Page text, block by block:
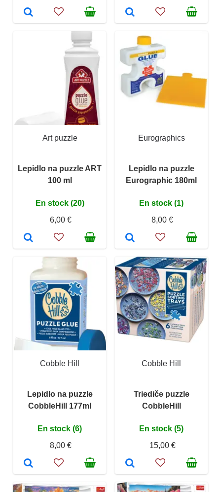
Art puzzle
Lepidlo na puzzle ART
100 ml
En stock (20)
6,00 €
Eurographics
Lepidlo na puzzle
Eurographic 180ml
En stock (1)
8,00 €
Cobble Hill
Lepidlo na puzzle
CobbleHill 177ml
En stock (6)
8,00 €
Cobble Hill
Triediče puzzle
CobbleHill
En stock (5)
15,00 €